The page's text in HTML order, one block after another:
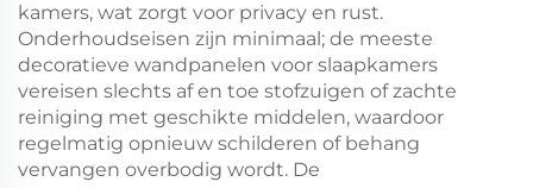
kamers, wat zorgt voor privacy en rust.
Onderhoudseisen zijn minimaal; de meeste
decoratieve wandpanelen voor slaapkamers
vereisen slechts af en toe stofzuigen of zachte
reiniging met geschikte middelen, waardoor
regelmatig opnieuw schilderen of behang
vervangen overbodig wordt. De